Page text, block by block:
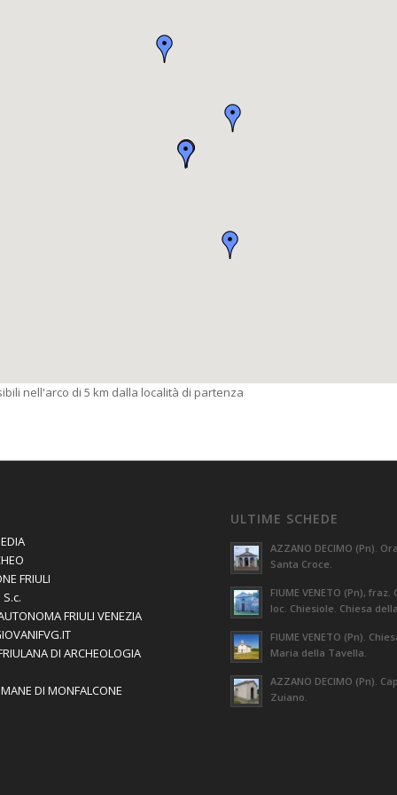
nell'arco di 5 km dalla località di partenza
FRIULI
S.c.
FRIULI VENEZIA
DI ARCHEOLOGIA
DI MONFALCONE
ULTIME SCHEDE
AZZANO DECIMO (Pn).
Santa Croce.
FIUME VENETO (Pn), fraz.
loc. Chiesiole. Chiesa
FIUME VENETO (Pn).
Maria della Tavella.
AZZANO DECIMO (Pn).
Zuiano.